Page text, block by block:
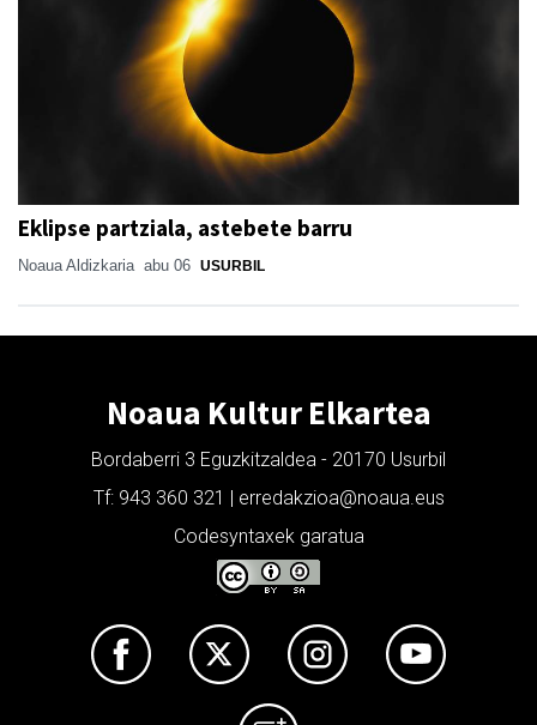
Eklipse partziala, astebete barru
Noaua Aldizkaria abu 06 USURBIL
Noaua Kultur Elkartea
Bordaberri 3 Eguzkitzaldea - 20170 Usurbil
Tf: 943 360 321 | erredakzioa@noaua.eus
Codesyntaxek garatua